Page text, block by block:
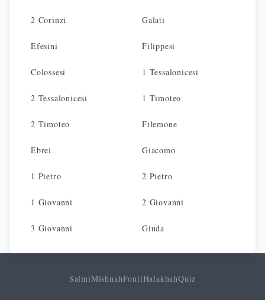
2 Corinzi Galati
Efesini Filippesi
Colossesi 1 Tessalonicesi
2 Tessalonicesi 1 Timoteo
2 Timoteo Filemone
Ebrei Giacomo
1 Pietro 2 Pietro
1 Giovanni 2 Giovanni
3 Giovanni Giuda
SalmiMishnahFontiHalakhahQuiz